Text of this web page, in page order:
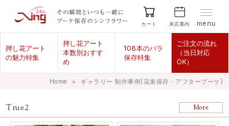
カート 来店案内 menu
押し花アート
の魅力特集
押し花アート
本数別おすす
め
108本のバラ
保存特集
ご注文の流れ
（当日対応
OK）
Home ＞ ギャラリー 制作事例(花束保存・アフターブーケ)
More
True2